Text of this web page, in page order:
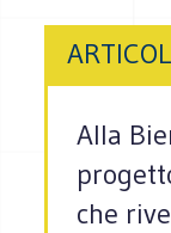
Alla
che